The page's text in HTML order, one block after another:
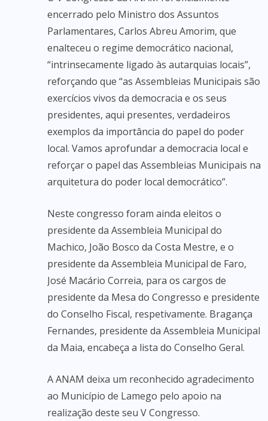
encerrado pelo Ministro dos Assuntos
Parlamentares, Carlos Abreu Amorim, que
enalteceu o regime democrático nacional,
“intrinsecamente ligado às autarquias locais”,
reforçando que “as Assembleias Municipais são
exercícios vivos da democracia e os seus
presidentes, aqui presentes, verdadeiros
exemplos da importância do papel do poder
local. Vamos aprofundar a democracia local e
reforçar o papel das Assembleias Municipais na
arquitetura do poder local democrático”.
Neste congresso foram ainda eleitos o
presidente da Assembleia Municipal do
Machico, João Bosco da Costa Mestre, e o
presidente da Assembleia Municipal de Faro,
José Macário Correia, para os cargos de
presidente da Mesa do Congresso e presidente
do Conselho Fiscal, respetivamente. Bragança
Fernandes, presidente da Assembleia Municipal
da Maia, encabeça a lista do Conselho Geral.
A ANAM deixa um reconhecido agradecimento
ao Município de Lamego pelo apoio na
realização deste seu V Congresso.